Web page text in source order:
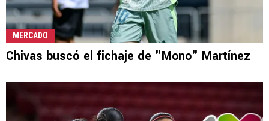
MERCADO
Chivas buscó el fichaje de "Mono" Martínez